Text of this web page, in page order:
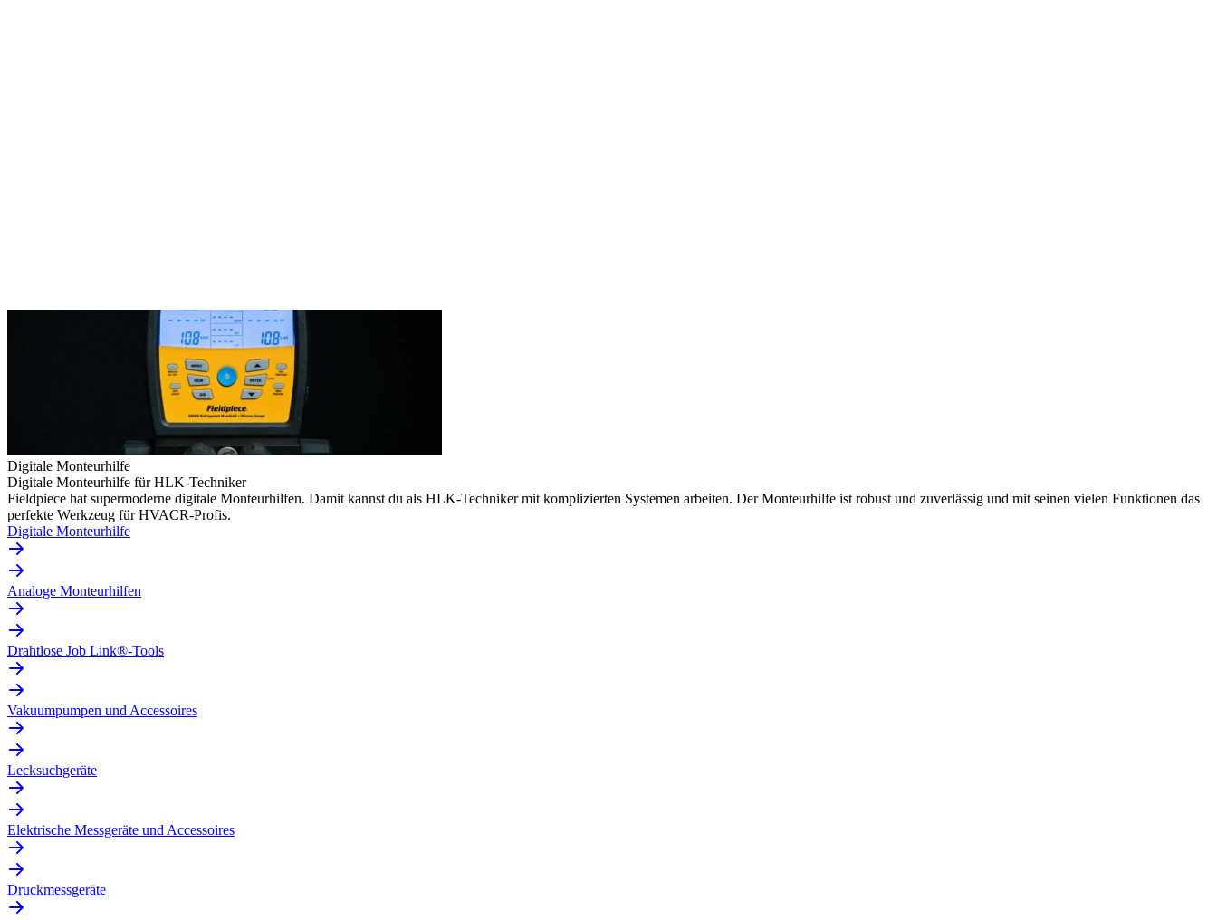
Digitale Monteurhilfe
Digitale Monteurhilfe für HLK-Techniker
Fieldpiece hat supermoderne digitale Monteurhilfen. Damit kannst du als HLK-Techniker mit komplizierten Systemen arbeiten. Der Monteurhilfe ist robust und zuverlässig und mit seinen vielen Funktionen das
perfekte Werkzeug für HVACR-Profis.
Digitale Monteurhilfe
Analoge Monteurhilfen
Drahtlose Job Link®-Tools
Vakuumpumpen und Accessoires
Lecksuchgeräte
Elektrische Messgeräte und Accessoires
Druckmessgeräte